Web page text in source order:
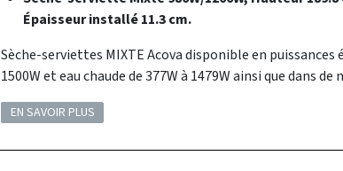
Épaisseur installé 11.3 cm.
Sèche-serviettes MIXTE Acova disponible en puissances
1500W et eau chaude de 377W à 1479W ainsi que dans
EN SAVOIR PLUS